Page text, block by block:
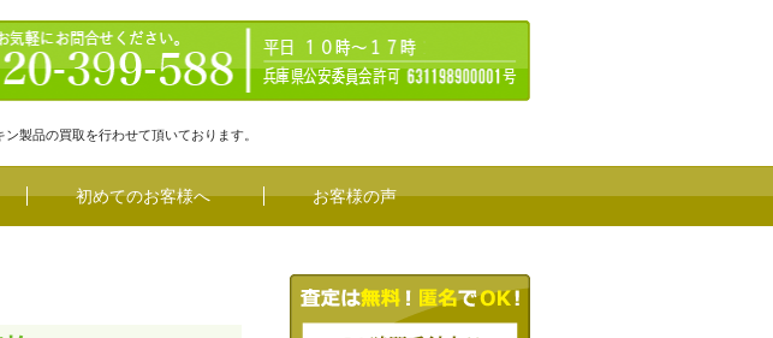
製品の買取を行わせて頂いております。
初めてのお客様へ お客様の声